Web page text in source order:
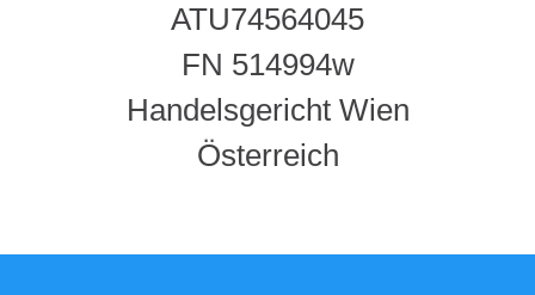
ATU74564045
FN 514994w
Handelsgericht Wien
Österreich